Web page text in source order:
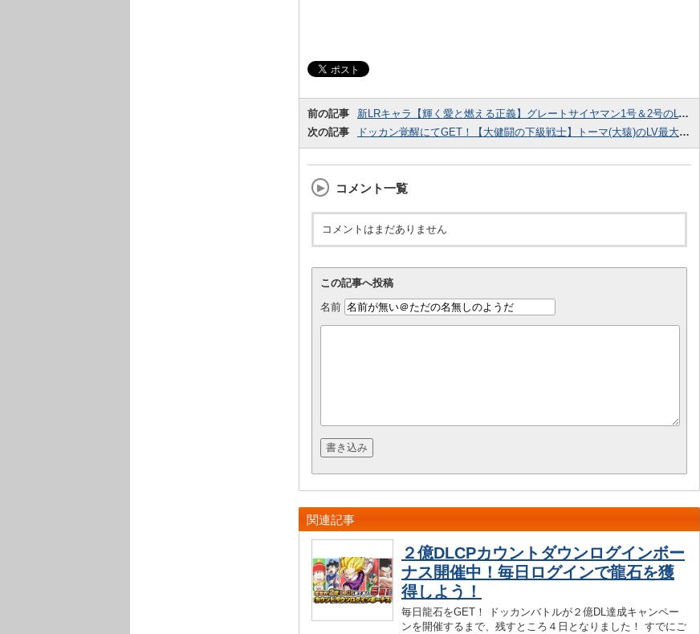
前の記事
新LRキャラ【輝く愛と燃える正義】グレートサイヤマン1号＆2号のLV最大ステータス詳細！
次の記事
ドッカン覚醒にてGET！【大健闘の下級戦士】トーマ(大猿)のLV最大ステータス！
コメント一覧
コメントはまだありません
この記事へ投稿
名前
関連記事
２億DLCPカウントダウンログインボー
ナス開催中！毎日ログインで龍石を獲
得しよう！
毎日龍石をGET！ ドッカンバトルが２億DL達成キャンペー
ンを開催するまで、残すところ４日となりました！ すでにご